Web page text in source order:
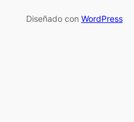
Diseñado con WordPress